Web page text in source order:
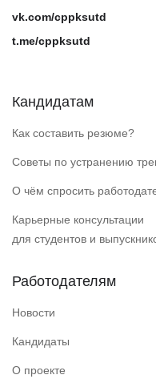
vk.com/cppksutd
t.me/cppksutd
Кандидатам
Как составить резюме?
Советы по устранению
О чём спросить
Карьерные консультации
для студентов и
Работодателям
Новости
Кандидаты
О проекте